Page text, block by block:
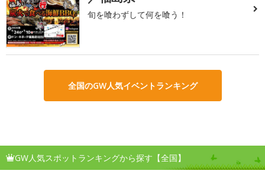
旬を喰わずして何を喰う！
全国のGW人気イベントランキング
GW人気スポットランキングから探す【全国】